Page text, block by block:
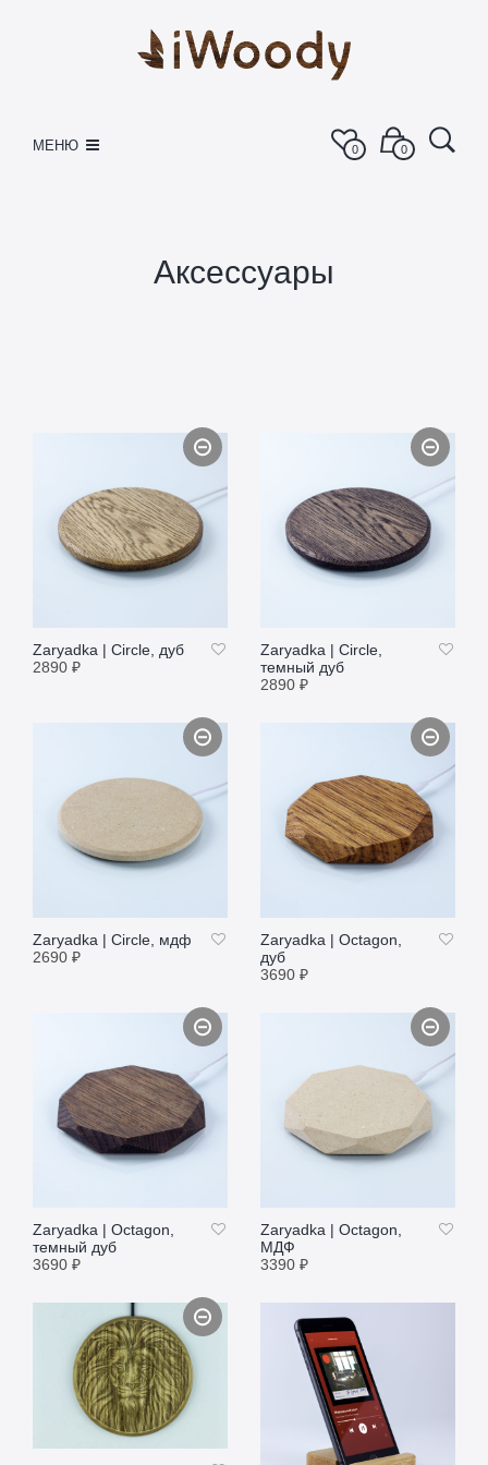
МЕНЮ 0 0
Аксессуары
Zaryadkа | Circle, дуб
2890 ₽
Zaryadkа | Circle,
темный дуб
2890 ₽
Zaryadkа | Circle, мдф
2690 ₽
Zaryadkа | Octagon,
дуб
3690 ₽
Zaryadkа | Octagon,
темный дуб
3690 ₽
Zaryadkа | Octagon,
МДФ
3390 ₽